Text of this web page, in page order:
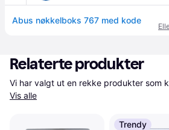
Abus nøkkelboks 767 med kode
Relaterte produkter
Vis alle
Trendy